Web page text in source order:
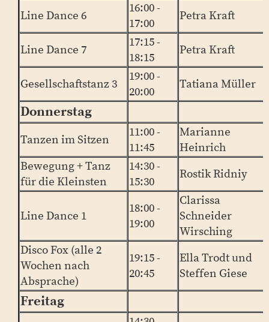
Line Dance 6
16:00 -
17:00
Petra Kraft
Line Dance 7
17:15 -
18:15
Petra Kraft
Gesellschaftstanz 3
19:00 -
20:00
Tatiana Müller
Donnerstag
Tanzen im Sitzen
11:00 -
11:45
Marianne
Heinrich
Bewegung + Tanz
für die Kleinsten
14:30 -
15:30
Rostik Ridniy
Line Dance 1
18:00 -
19:00
Clarissa
Schneider
Wirsching
Disco Fox (alle 2
Wochen nach
Absprache)
19:15 -
20:45
Ella Trodt und
Steffen Giese
Freitag